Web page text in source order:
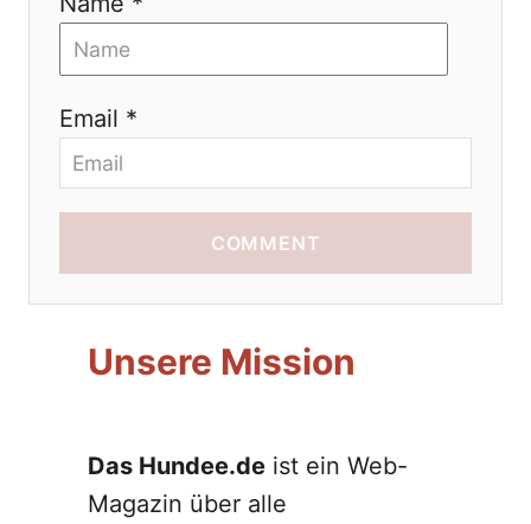
Email *
COMMENT
Unsere Mission
Das Hundee.de ist ein Web-
Magazin über alle